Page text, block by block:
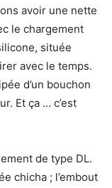
avoir une nette
le chargement
située
avec le temps.
d’un bouchon
Et ça … c’est
de type DL.
chicha ; l’embout